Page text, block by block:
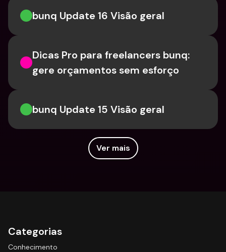
bunq Update 16 Visão geral
Dicas Pro para freelancers bunq:
gere orçamentos sem esforço
bunq Update 15 Visão geral
Ver mais
Categorias
Conhecimento